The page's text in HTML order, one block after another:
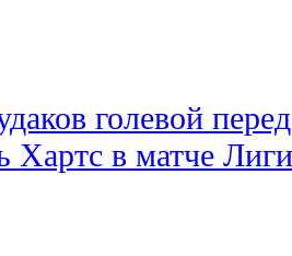
голевой
Хартс в матче